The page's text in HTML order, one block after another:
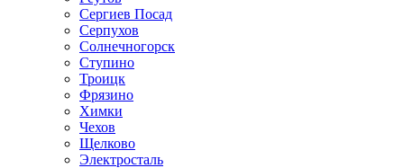
Сергиев Посад
Серпухов
Солнечногорск
Ступино
Троицк
Фрязино
Химки
Чехов
Щелково
Электросталь